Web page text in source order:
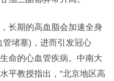
期的高血脂会加速全身
堵塞)，进而引发冠心
命的心血管疾病。中南大
平教授指出，“北京地区高